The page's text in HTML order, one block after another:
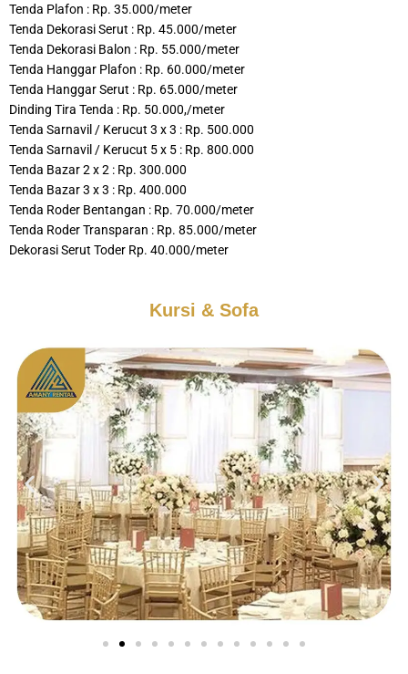
Tenda Plafon : Rp. 35.000/meter
Tenda Dekorasi Serut : Rp. 45.000/meter
Tenda Dekorasi Balon : Rp. 55.000/meter
Tenda Hanggar Plafon : Rp. 60.000/meter
Tenda Hanggar Serut : Rp. 65.000/meter
Dinding Tira Tenda : Rp. 50.000,/meter
Tenda Sarnavil / Kerucut 3 x 3 : Rp. 500.000
Tenda Sarnavil / Kerucut 5 x 5 : Rp. 800.000
Tenda Bazar 2 x 2 : Rp. 300.000
Tenda Bazar 3 x 3 : Rp. 400.000
Tenda Roder Bentangan : Rp. 70.000/meter
Tenda Roder Transparan : Rp. 85.000/meter
Dekorasi Serut Toder Rp. 40.000/meter
Kursi & Sofa